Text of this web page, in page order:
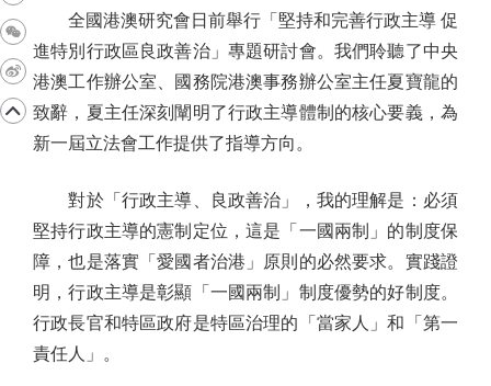
全國港澳研究會日前舉行「堅持和完善行政主導 促
進特別行政區良政善治」專題研討會。我們聆聽了中央
港澳工作辦公室、國務院港澳事務辦公室主任夏寶龍的
致辭，夏主任深刻闡明了行政主導體制的核心要義，為
新一屆立法會工作提供了指導方向。
對於「行政主導、良政善治」，我的理解是：必須
堅持行政主導的憲制定位，這是「一國兩制」的制度保
障，也是落實「愛國者治港」原則的必然要求。實踐證
明，行政主導是彰顯「一國兩制」制度優勢的好制度。
行政長官和特區政府是特區治理的「當家人」和「第一
責任人」。